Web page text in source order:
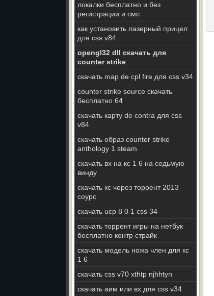
локалки бесплатно и без
регистрации и смс
как установить лазерный прицел
для css v84
opengl32 dll скачать для
counter strike
скачать map de cpl fire для css v34
counter strike source скачать
бесплатно 64
скачать карту de contra для css
v84
скачать образ counter strike
anthology 1 steam
скачать вх на кс 1 6 на седьмую
винду
скачать кс через торрент 2013
соурс
скачать ucp 8 0 1 css 34
скачать торрент игры на нетбук
бесплатно контр страйк
скачать модель ножа член для кс
1 6
скачать css v70 xthtp njhhtyn
скачать аим или вх для css v34